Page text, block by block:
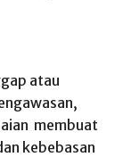
atau
membuat
kebebasan